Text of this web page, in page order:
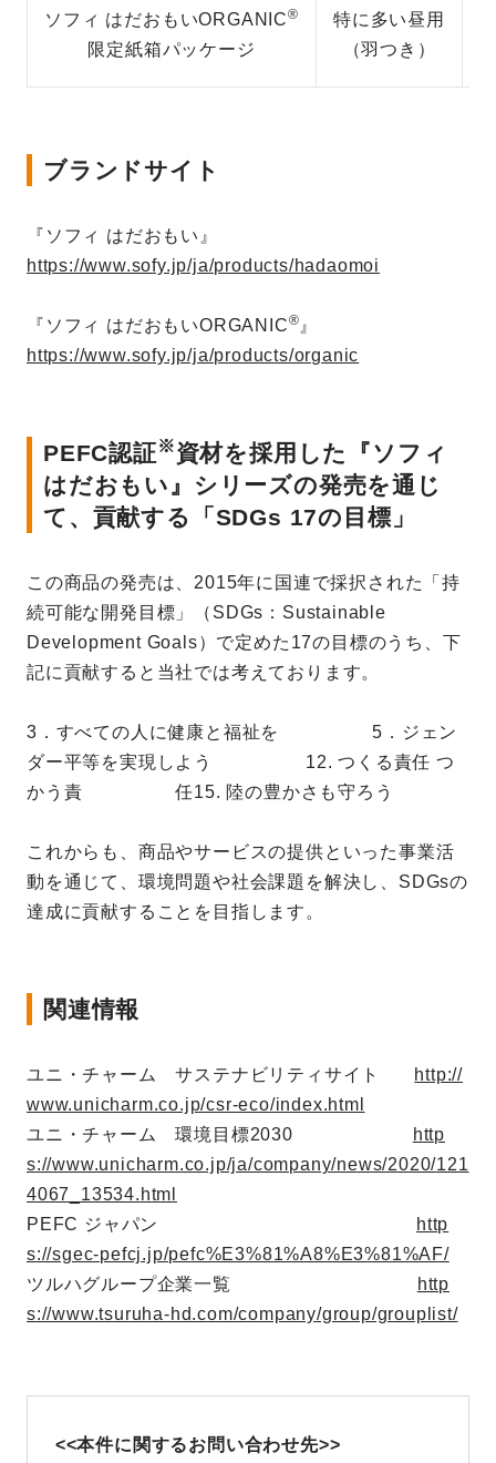
ソフィ はだおもいORGANIC®
限定紙箱パッケージ
特に多い昼用
（羽つき）
ブランドサイト
『ソフィ はだおもい』
https://www.sofy.jp/ja/products/hadaomoi
『ソフィ はだおもいORGANIC® 』
https://www.sofy.jp/ja/products/organic
PEFC認証※資材を採用した『ソフィ
はだおもい』シリーズの発売を通じ
て、貢献する「SDGs 17の目標」
この商品の発売は、2015年に国連で採択された「持
続可能な開発目標」（SDGs：Sustainable
Development Goals）で定めた17の目標のうち、下
記に貢献すると当社では考えております。
3．すべての人に健康と福祉を 5．ジェン
ダー平等を実現しよう 12. つくる責任 つ
かう責 任15. 陸の豊かさも守ろう
これからも、商品やサービスの提供といった事業活
動を通じて、環境問題や社会課題を解決し、SDGsの
達成に貢献することを目指します。
関連情報
ユニ・チャーム サステナビリティサイト http://
www.unicharm.co.jp/csr-eco/index.html
ユニ・チャーム 環境目標2030
http
s://www.unicharm.co.jp/ja/company/news/2020/121
4067_13534.html
PEFC ジャパン
http
s://sgec-pefcj.jp/pefc%E3%81%A8%E3%81%AF/
ツルハグループ企業一覧
http
s://www.tsuruha-hd.com/company/group/grouplist/
<<本件に関するお問い合わせ先>>